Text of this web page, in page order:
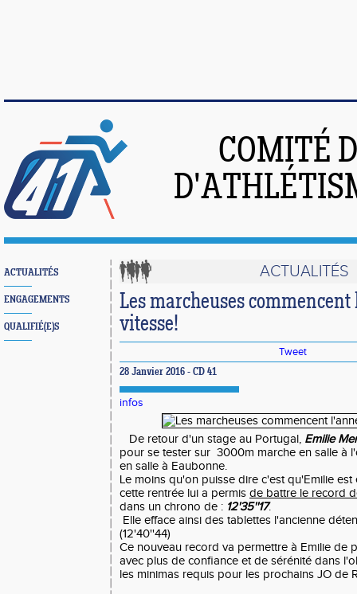
COMITÉ
ACTUALITÉS
ENGAGEMENTS
QUALIFIÉ(E)S
ACTUALITÉS
Les marcheuses
vitesse!
Tweet
28 Janvier 2016 - CD 41
infos
De retour d'un stage au Portugal, Emilie
pour se tester sur 3000m marche en salle à
en salle à Eaubonne.
Le moins qu'on puisse dire c'est qu'Emilie
cette rentrée lui a permis de battre le record
dans un chrono de : 12'35''17.
Elle efface ainsi des tablettes l'ancienne
(12'40''44)
Ce nouveau record va permettre à Emilie de
avec plus de confiance et de sérénité dans
les minimas requis pour les prochains JO de